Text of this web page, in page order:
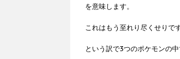
を意味します。
これはもう至れり尽くせりです
という訳で3つのポケモンの